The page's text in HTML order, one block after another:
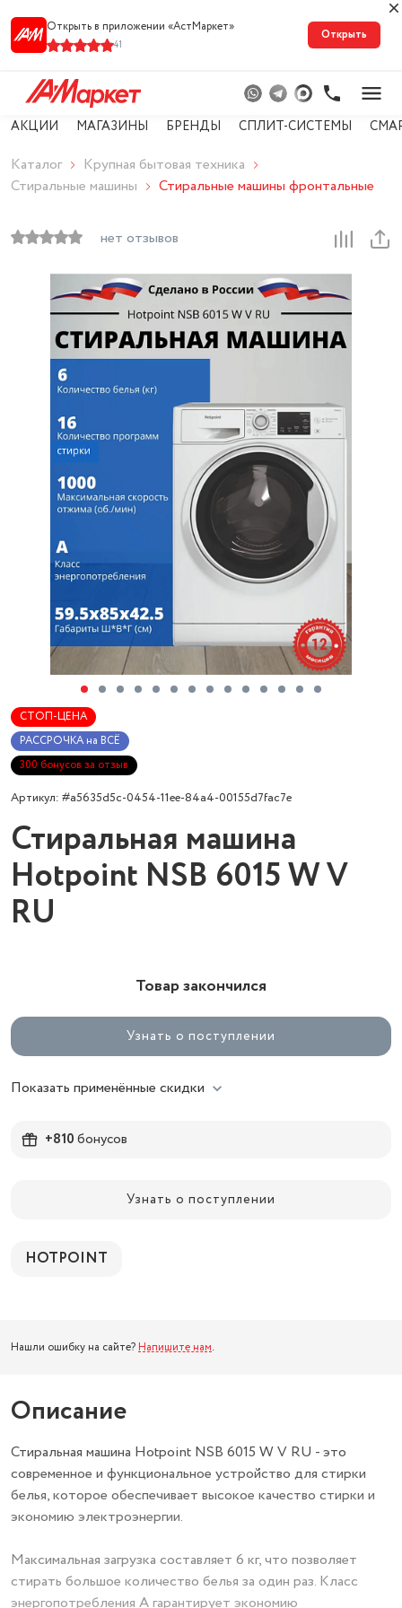
Открыть в приложении «АстМарке‪т‬»
41
Открыть
АКЦИИ МАГАЗИНЫ БРЕНДЫ СПЛИТ-СИСТЕМЫ
Каталог
Крупная бытовая техника
Стиральные машины
Стиральные машины фронтальные
нет отзывов
СТОП-ЦЕНА
РАССРОЧКА на ВСЁ
300 бонусов за отзыв
Артикул: #a5635d5c-0454-11ee-84a4-00155d7fac7e
Стиральная машина
Hotpoint NSB 6015 W V
RU
Товар закончился
Узнать о поступлении
Показать применённые скидки
+810бонусов
Узнать о поступлении
HOTPOINT
Нашли ошибку на сайте? Напишите нам.
Описание
Стиральная машина Hotpoint NSB 6015 W V RU - это
современное и функциональное устройство для стирки
белья, которое обеспечивает высокое качество стирки и
экономию электроэнергии.
Максимальная загрузка составляет 6 кг, что позволяет
стирать большое количество белья за один раз. Класс
энергопотребления A гарантирует экономию